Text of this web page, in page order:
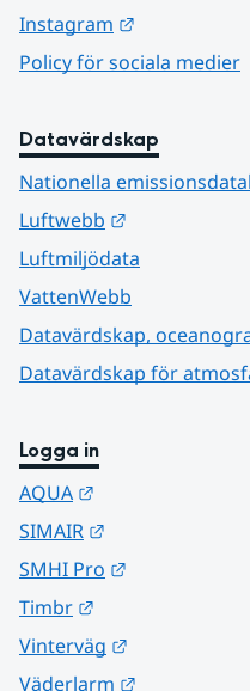
Instagram
Policy för sociala medier
Datavärdskap
Nationella
Luftwebb
Luftmiljödata
VattenWebb
Datavärdskap,
Datavärdskap för
Logga in
AQUA
SIMAIR
SMHI Pro
Timbr
Vinterväg
Väderlarm